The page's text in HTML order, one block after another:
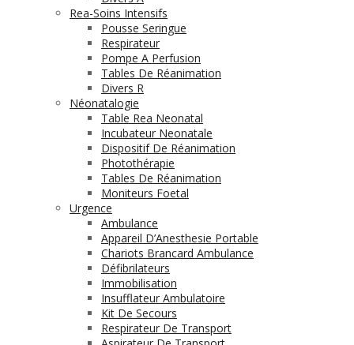
Rea-Soins Intensifs
Pousse Seringue
Respirateur
Pompe A Perfusion
Tables De Réanimation
Divers R
Néonatalogie
Table Rea Neonatal
Incubateur Neonatale
Dispositif De Réanimation
Photothérapie
Tables De Réanimation
Moniteurs Foetal
Urgence
Ambulance
Appareil D’Anesthesie Portable
Chariots Brancard Ambulance
Défibrilateurs
Immobilisation
Insufflateur Ambulatoire
Kit De Secours
Respirateur De Transport